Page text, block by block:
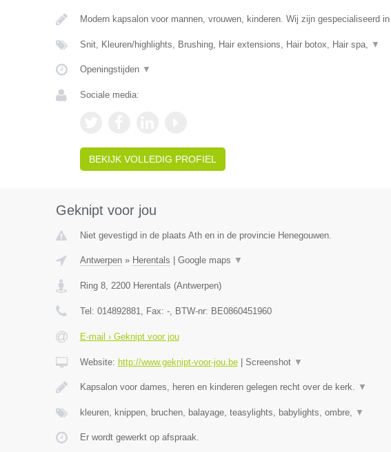
Modern kapsalon voor mannen, vrouwen, kinderen. Wij zijn gespecialiseerd in
Snit, Kleuren/highlights, Brushing, Hair extensions, Hair botox, Hair spa, ▼
Openingstijden ▼
Sociale media:
BEKIJK VOLLEDIG PROFIEL
Geknipt voor jou
Niet gevestigd in de plaats Ath en in de provincie Henegouwen.
Antwerpen» Herentals Google maps ▼
Ring 8, 2200 Herentals (Antwerpen)
Tel: 014892881, Fax: -, BTW-nr: BE0860451960
E-mail › Geknipt voor jou
Website: http://www.geknipt-voor-jou.be| Screenshot ▼
Kapsalon voor dames, heren en kinderen gelegen recht over de kerk. ▼
kleuren, knippen, bruchen, balayage, teasylights, babylights, ombre, ▼
Er wordt gewerkt op afspraak.